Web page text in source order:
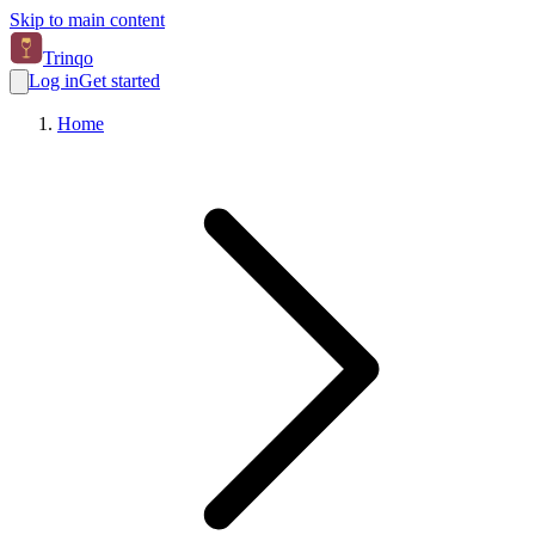
Skip to main content
Trinqo
Log inGet started
Home